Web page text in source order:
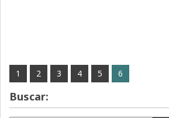
1 2 3 4 5 6
Buscar: